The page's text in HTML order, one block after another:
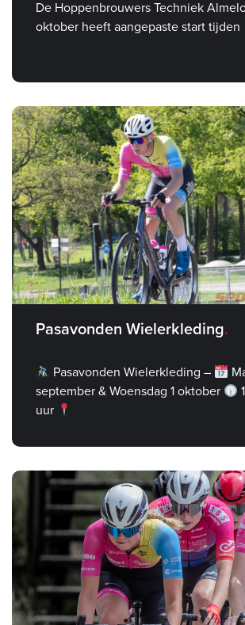
De Hoppenbrouwers Techniek
oktober heeft aangepaste start tijden
Pasavonden Wielerkleding
Pasavonden Wielerkleding –
september & Woensdag 1 oktober
uur